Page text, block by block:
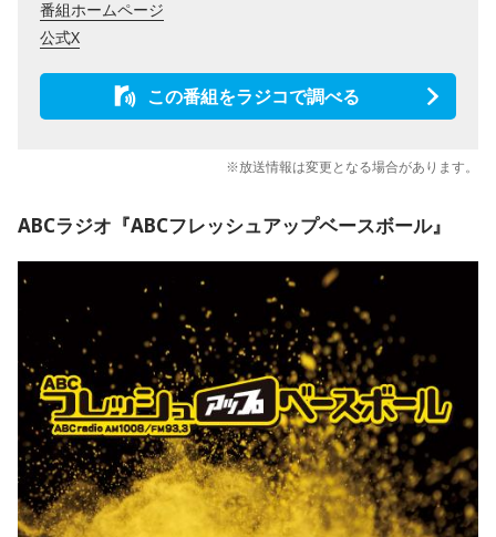
番組ホームページ
公式X
この番組をラジコで調べる
※放送情報は変更となる場合があります。
ABCラジオ『ABCフレッシュアップベースボール』